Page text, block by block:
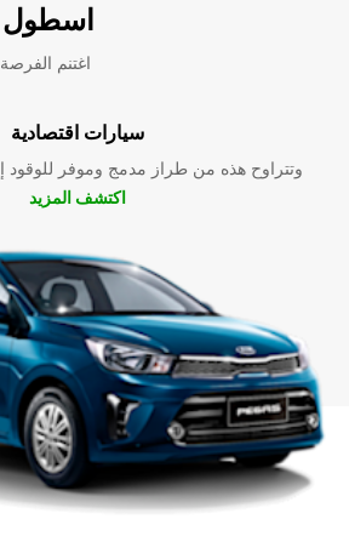
اسطول
اغتنم الفرصة
سيارات اقتصادية
وتتراوح هذه من طراز مدمج وموفر للوقود
اكتشف المزيد